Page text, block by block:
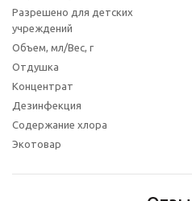
Разрешено для детских
учреждений
Объем, мл/Вес, г
Отдушка
Концентрат
Дезинфекция
Содержание хлора
Экотовар